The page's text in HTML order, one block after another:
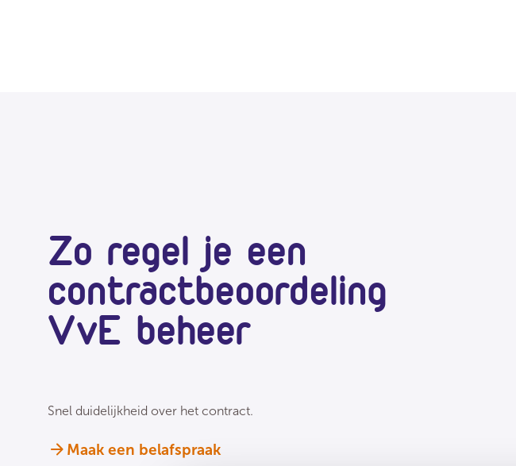
Zo regel je een
contractbeoordeling
VvE beheer
Snel duidelijkheid over het contract.
Maak een belafspraak